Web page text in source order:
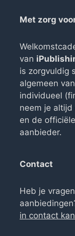
Met zorg
van
is zorgvuldig
algemeen
individueel
neem je
en de
aanbieder.
Contact
Heb je
in contact